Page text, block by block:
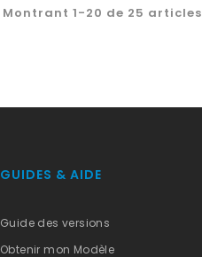
Montrant 1-20 de 25 articles
GUIDES & AIDE
Guide des versions
Obtenir mon Modèle